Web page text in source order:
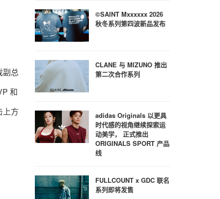
副总
和
上方
©SAINT Mxxxxxx 2026
秋冬系列第四波新品发布
CLANE 与 MIZUNO 推出
第二次合作系列
adidas Originals 以更具
时代感的视角继续探索运
动美学， 正式推出
ORIGINALS SPORT 产品
线
FULLCOUNT x GDC 联名
系列即将发售